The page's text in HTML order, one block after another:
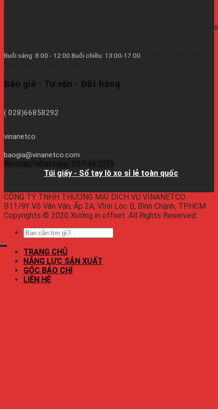
https://vinanetco.com/https://xuongingiare.vn/https://
Buổi sáng: 8:00 - 12:00 Buổi chiều: 13:00-17:00
Báo giá - Tư vấn - Đặt hàng
( 028)66858292
vinanetco
baogia@vinanetco.com
Wechat/Whatsapp: 097.44.1079
Túi giấy - Sổ tay lò xo sỉ lẻ toàn quốc
CÔNG TY TNHH THƯƠNG MẠI DỊCH VỤ VINANETCO
B11/9Y Võ Văn Vân, Ấp 2A, Vĩnh Lộc B, Bình Chánh, TPHCM .
Copyrights © 2020 Xưởng in offset. All Rights Reserved.
TRANG CHỦ
NĂNG LỰC SẢN XUẤT
GÓC BÁO CHÍ
LIÊN HỆ